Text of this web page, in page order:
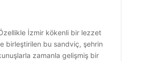
İzmir kökenli bir lezzet
birleştirilen bu sandviç, şehrin
zamanla gelişmiş bir